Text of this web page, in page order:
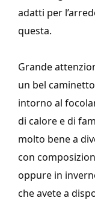
adatti per
questa.
Grande
un bel
intorno al
di calore e di
molto bene a
con
oppure in
che avete a